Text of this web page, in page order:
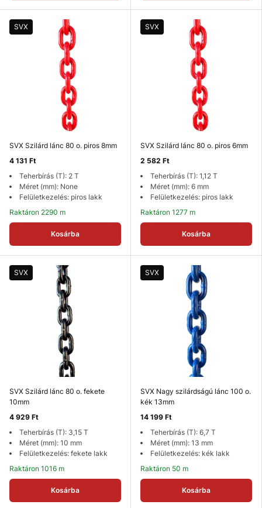
SVX
SVX Szilárd lánc 80 o. piros 8mm
4 131 Ft
Teherbírás (T): 2 T
Méret (mm): None
Felületkezelés: piros lakk
Raktáron 2290 m
Kosárba
SVX
SVX Szilárd lánc 80 o. piros 6mm
2 582 Ft
Teherbírás (T): 1,12 T
Méret (mm): 6 mm
Felületkezelés: piros lakk
Raktáron 1277 m
Kosárba
SVX
SVX Szilárd lánc 80 o. fekete
10mm
4 929 Ft
Teherbírás (T): 3,15 T
Méret (mm): 10 mm
Felületkezelés: fekete lakk
Raktáron 1016 m
Kosárba
SVX
SVX Nagy szilárdságú lánc 100 o.
kék 13mm
14 199 Ft
Teherbírás (T): 6,7 T
Méret (mm): 13 mm
Felületkezelés: kék lakk
Raktáron 50 m
Kosárba